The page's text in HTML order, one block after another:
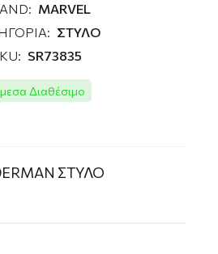
MARVEL
ΣΤΥΛΟ
SR73835
Διαθέσιμο
ΣΤΥΛΟ